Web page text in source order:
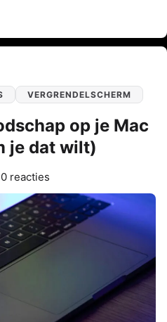
VERGRENDELSCHERM
op je Mac
je dat wilt)
0 reacties